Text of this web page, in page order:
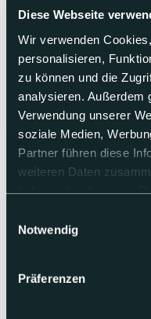
Diese Webseite
Wir verwenden
personalisieren,
zu können und die
analysieren. Außerdem
Verwendung unserer
soziale Medien,
Partner führen diese
weiteren Daten
Notwendig
Präferenzen
Sonntag 14.06.2026
Wahlsendung
Uhr Ausgabe
12:00 Uhr rund um die
Vorlagen.